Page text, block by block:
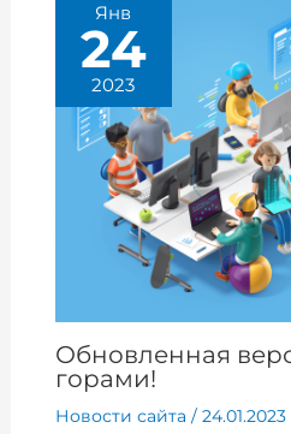
Янв
24
2023
Обновленная
горами!
Новости сайта / 24.01.2023